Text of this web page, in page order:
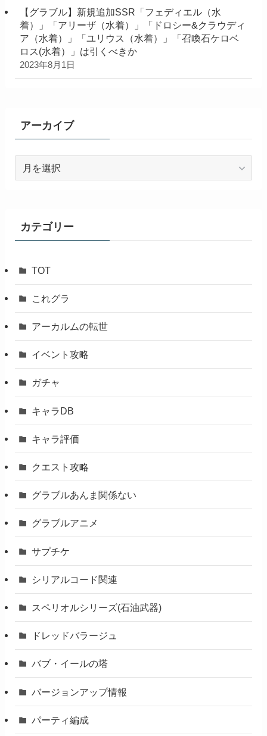
【グラブル】新規追加SSR「フェディエル（水
着）」「アリーザ（水着）」「ドロシー&クラウディ
ア（水着）」「ユリウス（水着）」「召喚石ケロベ
ロス(水着）」は引くべきか
2023年8月1日
アーカイブ
カテゴリー
TOT
これグラ
アーカルムの転世
イベント攻略
ガチャ
キャラDB
キャラ評価
クエスト攻略
グラブルあんま関係ない
グラブルアニメ
サプチケ
シリアルコード関連
スペリオルシリーズ(石油武器)
ドレッドバラージュ
バブ・イールの塔
バージョンアップ情報
パーティ編成